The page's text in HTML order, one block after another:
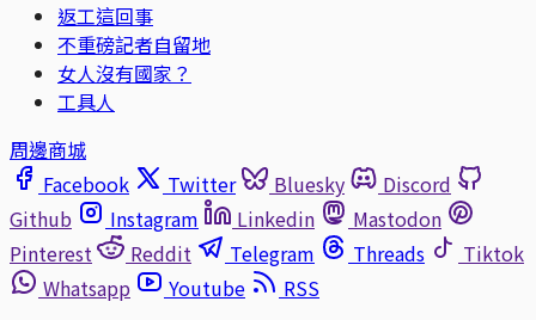
返工這回事
不重磅記者自留地
女人沒有國家？
工具人
周邊商城
Facebook
Twitter Bluesky
Discord
Github
Instagram Linkedin
Mastodon
Pinterest
Reddit Telegram Threads
Tiktok
Whatsapp
Youtube
RSS